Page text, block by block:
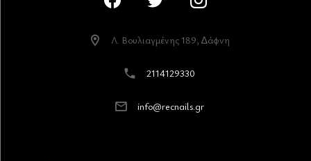
Λ. Βουλιαγµένης 189, ∆άφνη
2114129330
info@recnails.gr